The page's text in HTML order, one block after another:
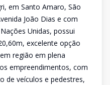
em Santo Amaro, São
João Dias e com
Unidas, possui
excelente opção
região em plena
empreendimentos, com
de veículos e pedestres,